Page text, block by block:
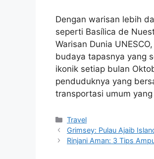
Dengan warisan lebih
seperti Basílica de
Warisan Dunia
budaya tapasnya yang
ikonik setiap bulan
penduduknya yang
transportasi umum
Categories
Travel
Grimsey: Pulau Ajaib
Rinjani Aman: 3 Tips